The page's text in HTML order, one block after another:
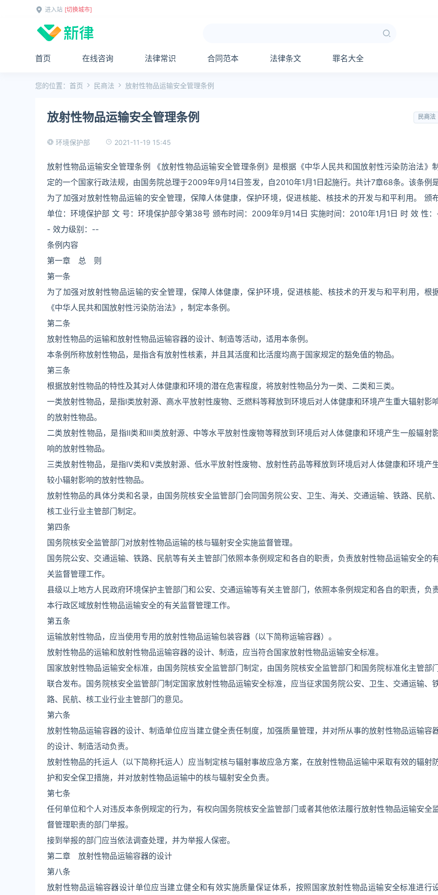
进入站 [切换城市]
首页 在线咨询 法律常识 合同范本 法律条文 罪名大全
您的位置： 首页 民商法 放射性物品运输安全管理条例
放射性物品运输安全管理条例 民商法
环境保护部 2021-11-19 15:45
放射性物品运输安全管理条例 《放射性物品运输安全管理条例》是根据《中华人民共和国放射性污染防治法》制
定的一个国家行政法规，由国务院总理于2009年9月14日签发，自2010年1月1日起施行。共计7章68条。该条例
为了加强对放射性物品运输的安全管理，保障人体健康，保护环境，促进核能、核技术的开发与和平利用。 颁
单位：环境保护部 文 号：环境保护部令第38号 颁布时间：2009年9月14日 实施时间：2010年1月1日 时 效 性
- 效力级别：--
条例内容
第一章 总 则
第一条
为了加强对放射性物品运输的安全管理，保障人体健康，保护环境，促进核能、核技术的开发与和平利用，根
《中华人民共和国放射性污染防治法》，制定本条例。
第二条
放射性物品的运输和放射性物品运输容器的设计、制造等活动，适用本条例。
本条例所称放射性物品，是指含有放射性核素，并且其活度和比活度均高于国家规定的豁免值的物品。
第三条
根据放射性物品的特性及其对人体健康和环境的潜在危害程度，将放射性物品分为一类、二类和三类。
一类放射性物品，是指Ⅰ类放射源、高水平放射性废物、乏燃料等释放到环境后对人体健康和环境产生重大辐射影
的放射性物品。
二类放射性物品，是指Ⅱ类和Ⅲ类放射源、中等水平放射性废物等释放到环境后对人体健康和环境产生一般辐射
响的放射性物品。
三类放射性物品，是指Ⅳ类和Ⅴ类放射源、低水平放射性废物、放射性药品等释放到环境后对人体健康和环境产
较小辐射影响的放射性物品。
放射性物品的具体分类和名录，由国务院核安全监管部门会同国务院公安、卫生、海关、交通运输、铁路、民航、
核工业行业主管部门制定。
第四条
国务院核安全监管部门对放射性物品运输的核与辐射安全实施监督管理。
国务院公安、交通运输、铁路、民航等有关主管部门依照本条例规定和各自的职责，负责放射性物品运输安全的
关监督管理工作。
县级以上地方人民政府环境保护主管部门和公安、交通运输等有关主管部门，依照本条例规定和各自的职责，负
本行政区域放射性物品运输安全的有关监督管理工作。
第五条
运输放射性物品，应当使用专用的放射性物品运输包装容器（以下简称运输容器）。
放射性物品的运输和放射性物品运输容器的设计、制造，应当符合国家放射性物品运输安全标准。
国家放射性物品运输安全标准，由国务院核安全监管部门制定，由国务院核安全监管部门和国务院标准化主管部
联合发布。国务院核安全监管部门制定国家放射性物品运输安全标准，应当征求国务院公安、卫生、交通运输、
路、民航、核工业行业主管部门的意见。
第六条
放射性物品运输容器的设计、制造单位应当建立健全责任制度，加强质量管理，并对所从事的放射性物品运输容
的设计、制造活动负责。
放射性物品的托运人（以下简称托运人）应当制定核与辐射事故应急方案，在放射性物品运输中采取有效的辐射
护和安全保卫措施，并对放射性物品运输中的核与辐射安全负责。
第七条
任何单位和个人对违反本条例规定的行为，有权向国务院核安全监管部门或者其他依法履行放射性物品运输安全
督管理职责的部门举报。
接到举报的部门应当依法调查处理，并为举报人保密。
第二章 放射性物品运输容器的设计
第八条
放射性物品运输容器设计单位应当建立健全和有效实施质量保证体系，按照国家放射性物品运输安全标准进行